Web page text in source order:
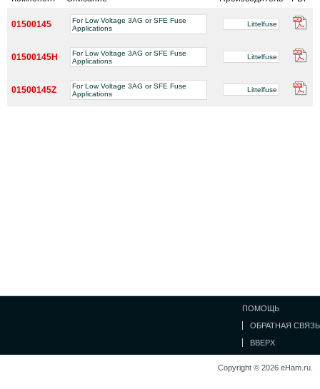
01500145
For Low Voltage 3AG or SFE Fuse
Applications
Littelfuse
01500145H
For Low Voltage 3AG or SFE Fuse
Applications
Littelfuse
01500145Z
For Low Voltage 3AG or SFE Fuse
Applications
Littelfuse
ПОМОЩЬ
ОБРАТНАЯ СВЯЗЬ
ВВЕРХ
Copyright © 2026 eHam.ru.